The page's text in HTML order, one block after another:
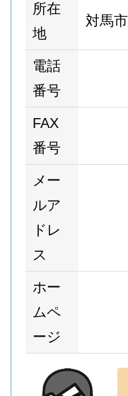
所在
地
対馬
電話
番号
FAX
番号
メー
ルア
ドレ
ス
ホー
ムペ
ージ